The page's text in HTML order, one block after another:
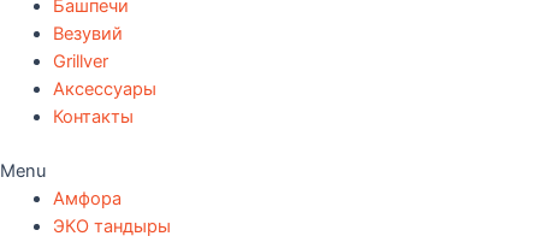
Башпечи
Везувий
Grillver
Аксессуары
Контакты
Menu
Амфора
ЭКО тандыры